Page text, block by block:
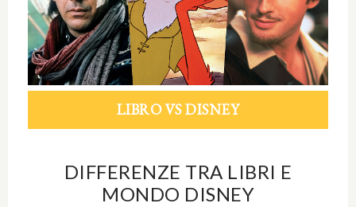
LIBRO VS DISNEY
DIFFERENZE TRA LIBRI E
MONDO DISNEY